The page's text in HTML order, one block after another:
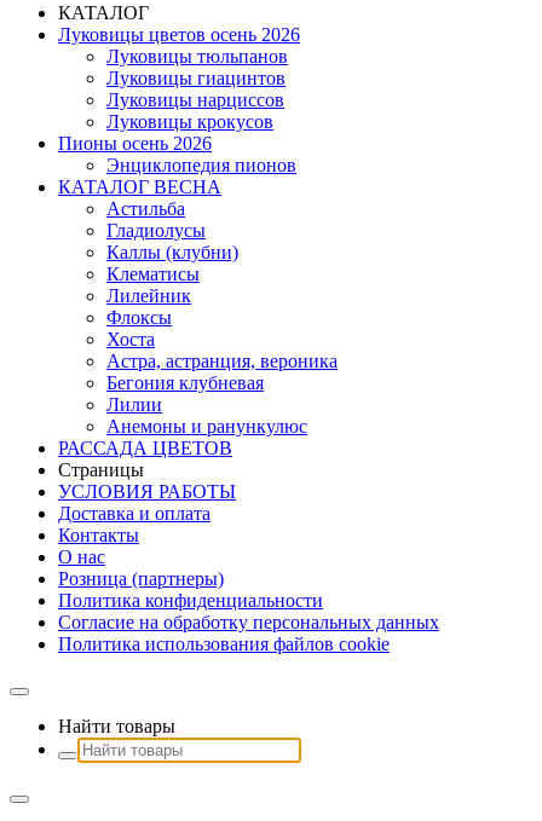
КАТАЛОГ
Луковицы цветов осень 2026
Луковицы тюльпанов
Луковицы гиацинтов
Луковицы нарциссов
Луковицы крокусов
Пионы осень 2026
Энциклопедия пионов
КАТАЛОГ ВЕСНА
Астильба
Гладиолусы
Каллы (клубни)
Клематисы
Лилейник
Флоксы
Хоста
Астра, астранция, вероника
Бегония клубневая
Лилии
Анемоны и ранункулюс
РАССАДА ЦВЕТОВ
Страницы
УСЛОВИЯ РАБОТЫ
Доставка и оплата
Контакты
О наc
Розница (партнеры)
Политика конфиденциальности
Согласие на обработку персональных данных
Политика использования файлов сookie
Найти товары